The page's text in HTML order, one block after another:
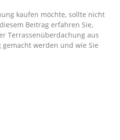
kaufen möchte, sollte nicht
Beitrag erfahren Sie,
Terrassenüberdachung aus
werden und wie Sie